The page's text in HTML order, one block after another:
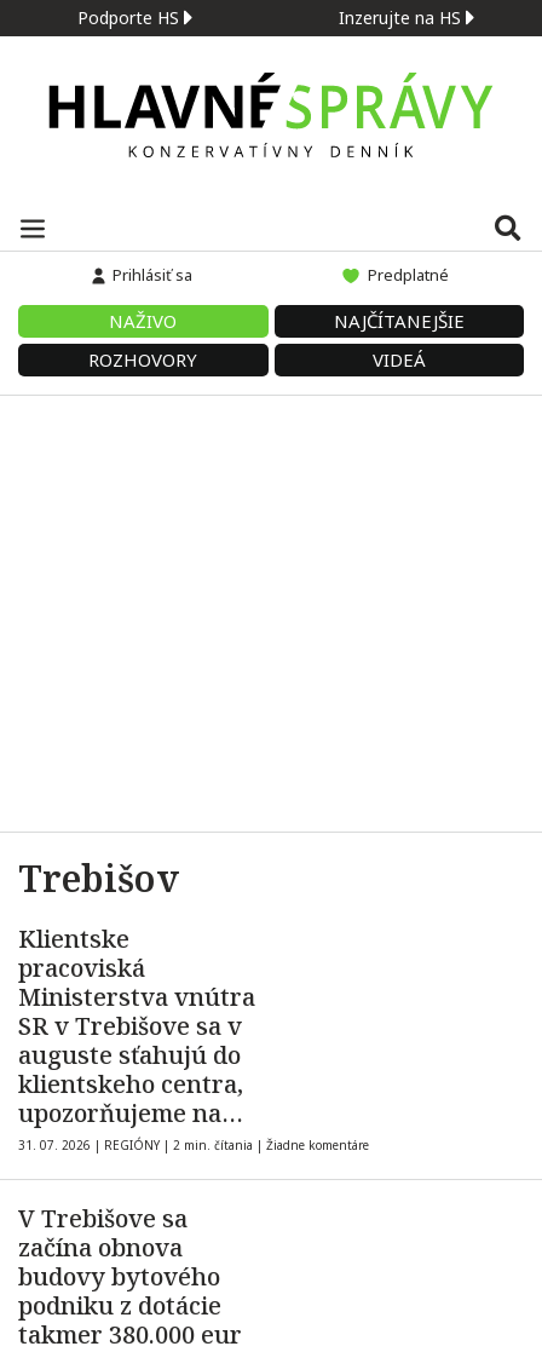
Podporte HS Inzerujte na HS
Prihlásiť sa Predplatné
NAŽIVO
NAJČÍTANEJŠIE
ROZHOVORY
VIDEÁ
Trebišov
Klientske
pracoviská
Ministerstva vnútra
SR v Trebišove sa v
auguste sťahujú do
klientskeho centra,
upozorňujeme na
dočasnú
nedostupnosť
služieb okresného
úradu aj polície
31. 07. 2026 | REGIÓNY | 2 min. čítania | Žiadne komentáre
V Trebišove sa
začína obnova
budovy bytového
podniku z dotácie
takmer 380.000 eur